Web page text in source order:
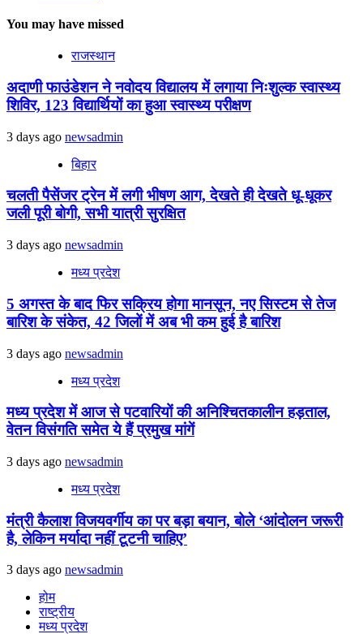
You may have missed
राजस्थान
अदाणी फाउंडेशन ने नवोदय विद्यालय में लगाया निःशुल्क स्वास्थ्य
शिविर, 123 विद्यार्थियों का हुआ स्वास्थ्य परीक्षण
3 days ago newsadmin
बिहार
चलती पैसेंजर ट्रेन में लगी भीषण आग, देखते ही देखते धू-धूकर
जली पूरी बोगी, सभी यात्री सुरक्षित
3 days ago newsadmin
मध्य प्रदेश
5 अगस्त के बाद फिर सक्रिय होगा मानसून, नए सिस्टम से तेज
बारिश के संकेत, 42 जिलों में अब भी कम हुई है बारिश
3 days ago newsadmin
मध्य प्रदेश
मध्य प्रदेश में आज से पटवारियों की अनिश्चितकालीन हड़ताल,
वेतन विसंगति समेत ये हैं प्रमुख मांगें
3 days ago newsadmin
मध्य प्रदेश
मंत्री कैलाश विजयवर्गीय का पर बड़ा बयान, बोले ‘आंदोलन जरूरी
है, लेकिन मर्यादा नहीं टूटनी चाहिए’
3 days ago newsadmin
होम
राष्ट्रीय
मध्य प्रदेश